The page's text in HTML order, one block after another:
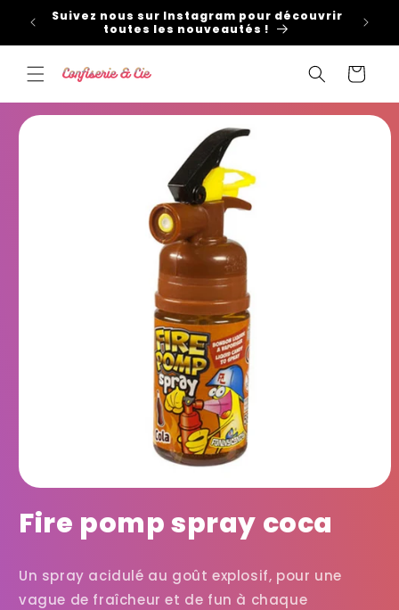
passer
contenu
Suivez nous sur Instagram pour découvrir
toutes les nouveautés !
Panier
Passer aux
informations
Fire pomp spray coca
Un spray acidulé au goût explosif, pour une
vague de fraîcheur et de fun à chaque